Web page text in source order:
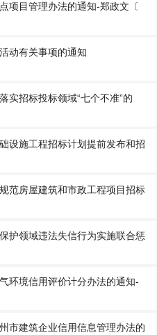
项目管理办法的通知-郑政文〔
动有关事项的通知
实招标投标领域“七个不准”的
设施工程招标计划提前发布和招
范房屋建筑和市政工程项目招标
护领域违法失信行为实施联合惩
环境信用评价计分办法的通知-
市建筑企业信用信息管理办法的